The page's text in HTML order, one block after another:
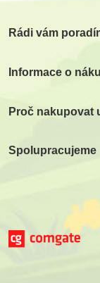
Rádi vám
Informace o
Proč nakupovat
Spolupracujeme